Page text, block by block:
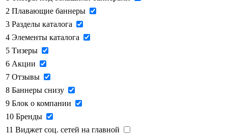
2 Плавающие баннеры
3 Разделы каталога
4 Элементы каталога
5 Тизеры
6 Акции
7 Отзывы
8 Баннеры снизу
9 Блок о компании
10 Бренды
11 Виджет соц. сетей на главной